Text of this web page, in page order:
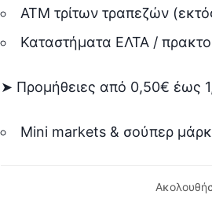
ATM τρίτων τραπεζών
Καταστήματα ΕΛΤΑ /
➤ Προμήθειες από 0,50€ έως
Mini markets & σούπερ